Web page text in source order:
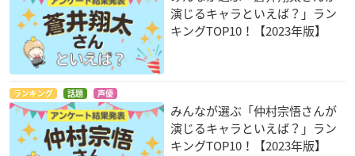
演じるキャラといえば？」ラン
キングTOP10！【2023年版】
ランキング 話題 声優
みんなが選ぶ「仲村宗悟さんが
演じるキャラといえば？」ラン
キングTOP10！【2023年版】